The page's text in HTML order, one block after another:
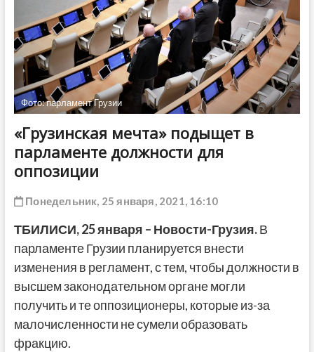
Фото: парламент Грузии
«Грузинская мечта» подыщет в
парламенте должности для
оппозиции
Понедельник, 25 января, 2021, 16:10
ТБИЛИСИ,25 января – Новости-Грузия.В
парламенте Грузии планируется внести
изменения в регламент, с тем, чтобы должности в
высшем законодательном органе могли
получить и те оппозиционеры, которые из-за
малочисленности не сумели образовать
фракцию.